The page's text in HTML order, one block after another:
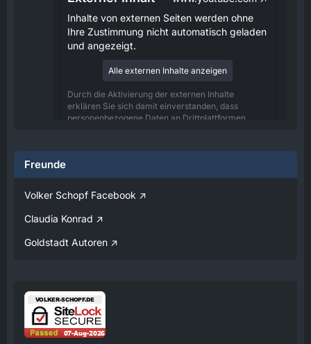
Inhalte von externen Seiten werden ohne
Ihre Zustimmung nicht automatisch geladen
und angezeigt.
Alle externen Inhalte anzeigen
Durch die Aktivierung der externen Inhalte
erklären Sie sich damit einverstanden, dass
personenbezogene Daten an Drittplattformen
Verfügung gestellt.
08:25
Jetzt Online!
Externer Inhalt
und angezeigt.
Freunde
Volker Schopf Facebook
Claudia Konrad
Goldstadt Autoren